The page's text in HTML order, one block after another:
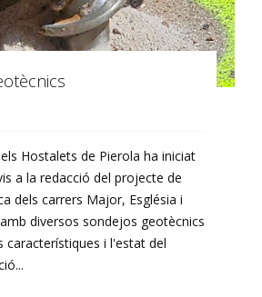
Hostalets de Pierola ha iniciat
a la redacció del projecte de
dels carrers Major, Església i
diversos sondejos geotècnics
característiques i l'estat del